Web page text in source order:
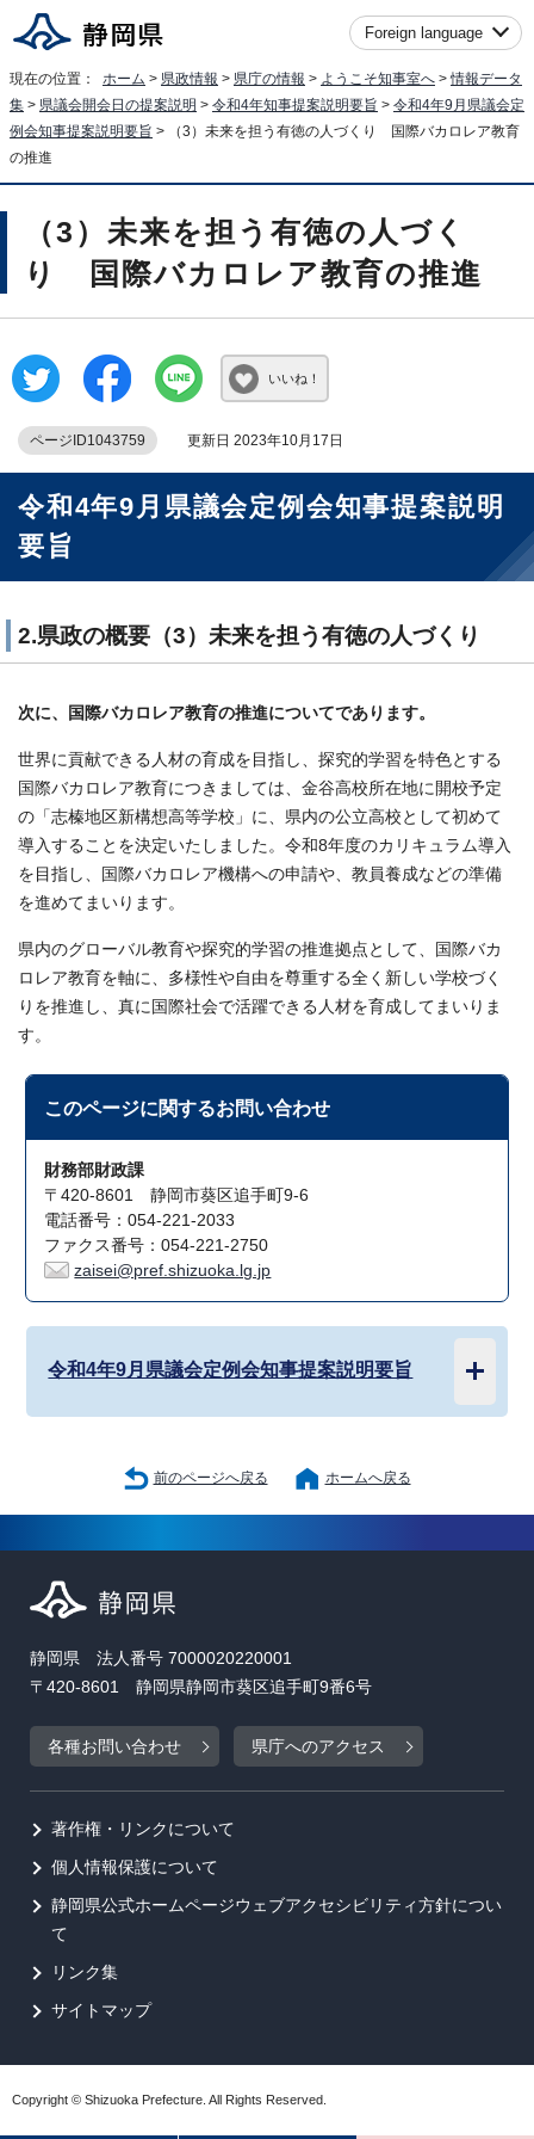
Foreign language
現在の位置： ホーム > 県政情報 > 県庁の情報 > ようこそ知事室へ >情報データ
集 > 県議会開会日の提案説明 > 令和4年知事提案説明要旨 > 令和4年9月県議会定
例会知事提案説明要旨 > （3）未来を担う有徳の人づくり 国際バカロレア教育
の推進
（3）未来を担う有徳の人づく
り 国際バカロレア教育の推進
いいね！
ページID1043759 更新日 2023年10月17日
令和4年9月県議会定例会知事提案説明
要旨
2.県政の概要（3）未来を担う有徳の人づくり
次に、国際バカロレア教育の推進についてであります。
世界に貢献できる人材の育成を目指し、探究的学習を特色とする
国際バカロレア教育につきましては、金谷高校所在地に開校予定
の「志榛地区新構想高等学校」に、県内の公立高校として初めて
導入することを決定いたしました。令和8年度のカリキュラム導入
を目指し、国際バカロレア機構への申請や、教員養成などの準備
を進めてまいります。
県内のグローバル教育や探究的学習の推進拠点として、国際バカ
ロレア教育を軸に、多様性や自由を尊重する全く新しい学校づく
りを推進し、真に国際社会で活躍できる人材を育成してまいりま
す。
このページに関するお問い合わせ
財務部財政課
〒420-8601 静岡市葵区追手町9-6
電話番号：054-221-2033
ファクス番号：054-221-2750
zaisei@pref.shizuoka.lg.jp
令和4年9月県議会定例会知事提案説明要旨
前のページへ戻る ホームへ戻る
静岡県 法人番号 7000020220001
〒420-8601 静岡県静岡市葵区追手町9番6号
各種お問い合わせ 県庁へのアクセス
著作権・リンクについて
個人情報保護について
静岡県公式ホームページウェブアクセシビリティ方針につい
て
リンク集
サイトマップ
Copyright © Shizuoka Prefecture. All Rights Reserved.